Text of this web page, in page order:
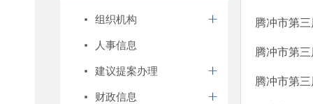
组织机构
人事信息
建议提案办理
财政信息
腾冲市第
腾冲市第
腾冲市第